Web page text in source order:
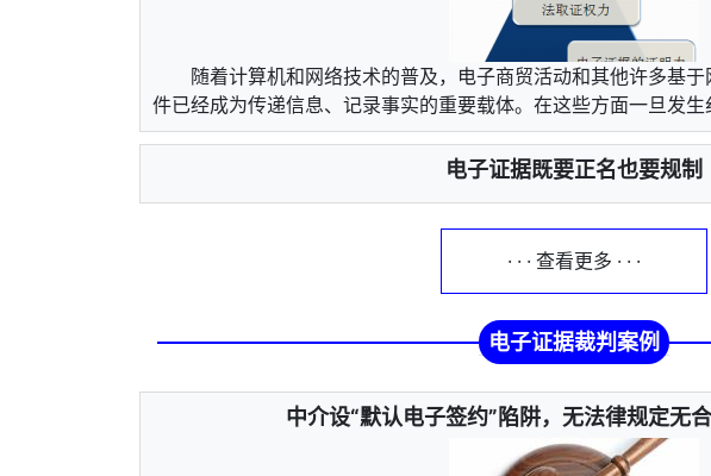
随着计算机和网络技术的普及，电子商贸活动和其他许多基
件已经成为传递信息、记录事实的重要载体。在这些方面一旦发
电子证据既要正名也要规制
· · · 查看更多 · · ·
电子证据裁判案例
中介设“默认电子签约”陷阱，无法律规定无